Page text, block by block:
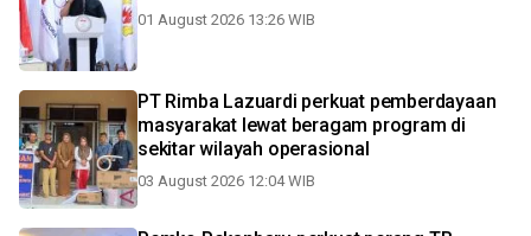
01 August 2026 13:26 WIB
PT Rimba Lazuardi perkuat pemberdayaan
masyarakat lewat beragam program di
sekitar wilayah operasional
03 August 2026 12:04 WIB